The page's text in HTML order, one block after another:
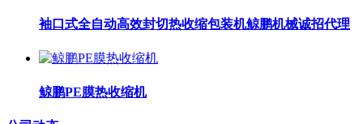
袖口式全自动高效封切热收缩包装机鲸鹏机械诚招代理
鲸鹏PE膜热收缩机